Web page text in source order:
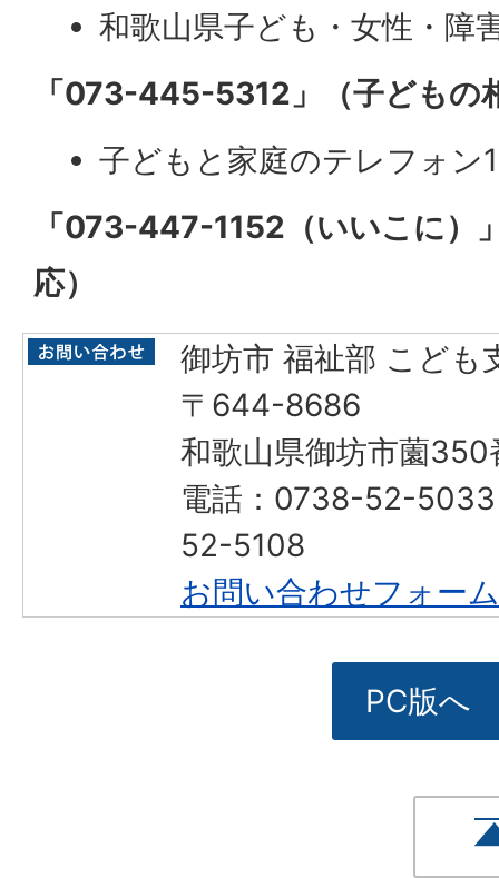
和歌山県子ども・女性・障
「073-445-5312」（子どもの
子どもと家庭のテレフォン
「073-447-1152（いいこに）
応）
御坊市 福祉部 こども
〒644-8686
和歌山県御坊市薗350
電話：0738-52-
52-5108
お問い合わせフォーム
PC版へ